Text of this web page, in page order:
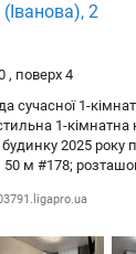
2
, поверх 4
сучасної 1-
1-
2025 року
м #178;
комфортний
Оснащення